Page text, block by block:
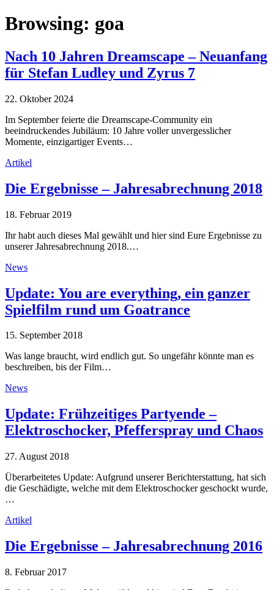
Browsing: goa
Nach 10 Jahren Dreamscape – Neuanfang
für Stefan Ludley und Zyrus 7
22. Oktober 2024
Im September feierte die Dreamscape-Community ein
beeindruckendes Jubiläum: 10 Jahre voller unvergesslicher
Momente, einzigartiger Events…
Artikel
Die Ergebnisse – Jahresabrechnung 2018
18. Februar 2019
Ihr habt auch dieses Mal gewählt und hier sind Eure Ergebnisse zu
unserer Jahresabrechnung 2018.…
News
Update: You are everything, ein ganzer
Spielfilm rund um Goatrance
15. September 2018
Was lange braucht, wird endlich gut. So ungefähr könnte man es
beschreiben, bis der Film…
News
Update: Frühzeitiges Partyende –
Elektroschocker, Pfefferspray und Chaos
27. August 2018
Überarbeitetes Update: Aufgrund unserer Berichterstattung, hat sich
die Geschädigte, welche mit dem Elektroschocker geschockt wurde,
…
Artikel
Die Ergebnisse – Jahresabrechnung 2016
8. Februar 2017